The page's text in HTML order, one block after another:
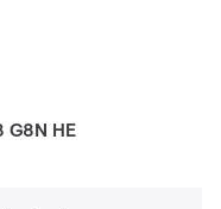
G8N HE